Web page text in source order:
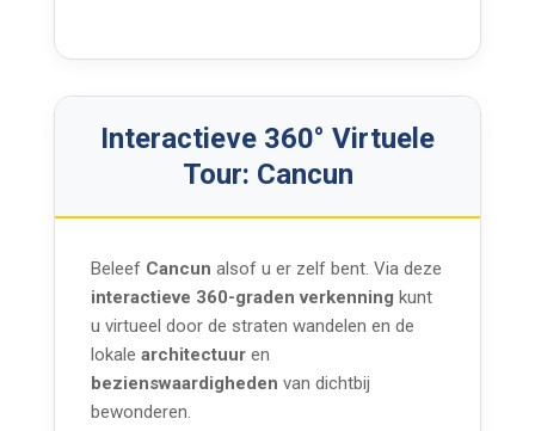
Interactieve 360° Virtuele
Tour: Cancun
Beleef Cancun alsof u er zelf bent. Via deze
interactieve 360-graden verkenning kunt
u virtueel door de straten wandelen en de
lokale architectuur en
bezienswaardigheden van dichtbij
bewonderen.